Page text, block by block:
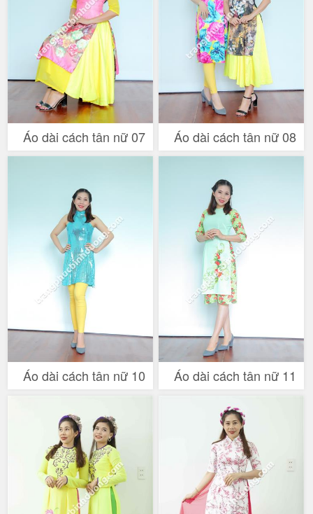
Áo dài cách tân nữ 07 Áo dài cách tân nữ 08
Áo dài cách tân nữ 10 Áo dài cách tân nữ 11